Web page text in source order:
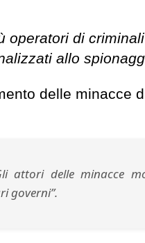
operatori di
allo
delle minacce
attori delle minacce
governi”.